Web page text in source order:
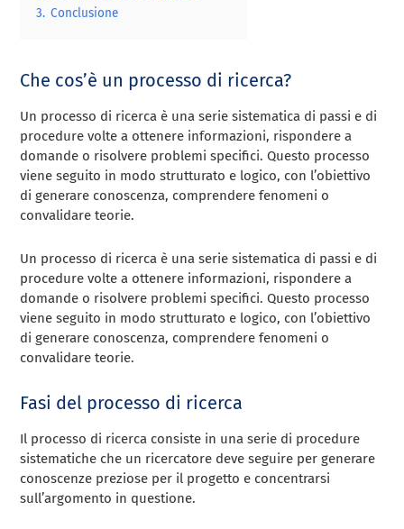
3. Conclusione
Che cos’è un processo di ricerca?
Un processo di ricerca è una serie sistematica di passi e di
procedure volte a ottenere informazioni, rispondere a
domande o risolvere problemi specifici. Questo processo
viene seguito in modo strutturato e logico, con l’obiettivo
di generare conoscenza, comprendere fenomeni o
convalidare teorie.
Un processo di ricerca è una serie sistematica di passi e di
procedure volte a ottenere informazioni, rispondere a
domande o risolvere problemi specifici. Questo processo
viene seguito in modo strutturato e logico, con l’obiettivo
di generare conoscenza, comprendere fenomeni o
convalidare teorie.
Fasi del processo di ricerca
Il processo di ricerca consiste in una serie di procedure
sistematiche che un ricercatore deve seguire per generare
conoscenze preziose per il progetto e concentrarsi
sull’argomento in questione.